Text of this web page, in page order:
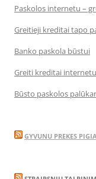
Paskolos internetu –
Greitieji kreditai tapo
Banko paskola būstui
Greiti kreditai
Būsto paskolos
GYVUNU PREKES